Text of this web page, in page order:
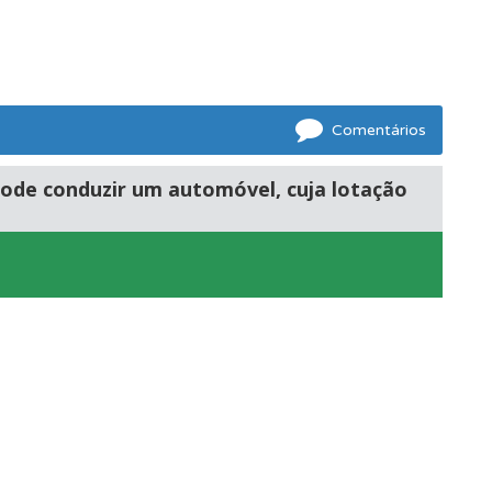
Comentários
conduzir um automóvel, cuja lotação